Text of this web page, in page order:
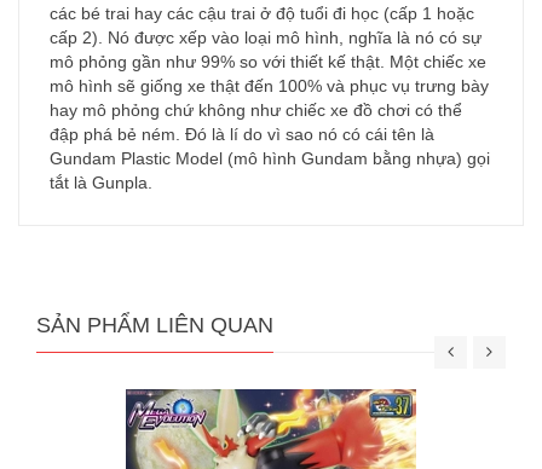
các bé trai hay các cậu trai ở độ tuổi đi học (cấp 1 hoặc
cấp 2). Nó được xếp vào loại mô hình, nghĩa là nó có sự
mô phỏng gần như 99% so với thiết kế thật. Một chiếc xe
mô hình sẽ giống xe thật đến 100% và phục vụ trưng bày
hay mô phỏng chứ không như chiếc xe đồ chơi có thể
đập phá bẻ ném. Đó là lí do vì sao nó có cái tên là
Gundam Plastic Model (mô hình Gundam bằng nhựa) gọi
tắt là Gunpla.
SẢN PHẨM LIÊN QUAN